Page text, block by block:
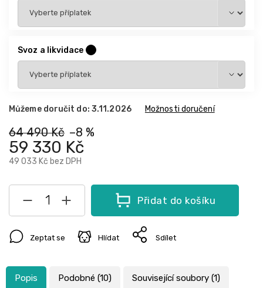
64 490 Kč –8 %
59 330 Kč
49 033 Kč bez DPH
Svoz a likvidace
Můžeme doručit do: 3.11.2026 Možnosti doručení
Přidat do košíku
Zeptat se Hlídat Sdílet
Popis Podobné (10) Související soubory (1)